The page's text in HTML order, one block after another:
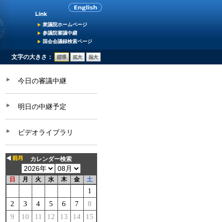
衆議院ホームページ
参議院審議中継
国会会議録検索ページ
文字の大きさ：
今日の審議中継
明日の中継予定
ビデオライブラリ
カレンダー検索
日 月 火 水 木 金 土
1
2
3 4 5 6 7
8
9
10 11 12 13 14
15